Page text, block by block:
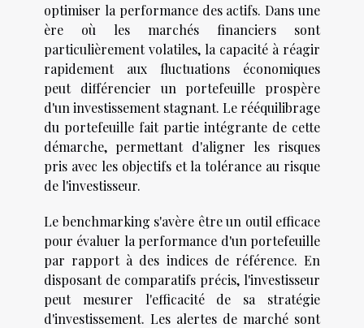
optimiser la performance des actifs. Dans une
ère où les marchés financiers sont
particulièrement volatiles, la capacité à réagir
rapidement aux fluctuations économiques
peut différencier un portefeuille prospère
d'un investissement stagnant. Le rééquilibrage
du portefeuille fait partie intégrante de cette
démarche, permettant d'aligner les risques
pris avec les objectifs et la tolérance au risque
de l'investisseur.
Le benchmarking s'avère être un outil efficace
pour évaluer la performance d'un portefeuille
par rapport à des indices de référence. En
disposant de comparatifs précis, l'investisseur
peut mesurer l'efficacité de sa stratégie
d'investissement. Les alertes de marché sont